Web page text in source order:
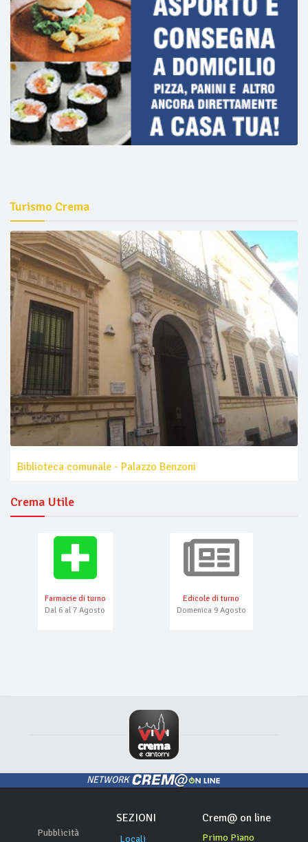
Turismo Crema
Biblioteca comunale - Palazzo Benzoni
Crema Utile
Farmacie di turno
Dal 6 al 7 Agosto
Edicole di turno
Domenica 9 Agosto
NETWORK
Pubblicità
SEZIONI
Locali
Crem@ on line
Primo Piano